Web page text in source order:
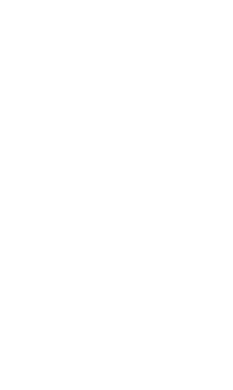
und zur
im Rahmen